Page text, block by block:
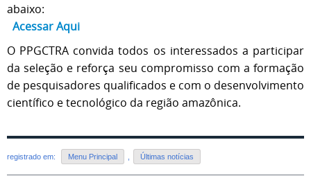
abaixo:
Acessar Aqui
O PPGCTRA convida todos os interessados a participar
da seleção e reforça seu compromisso com a formação
de pesquisadores qualificados e com o desenvolvimento
científico e tecnológico da região amazônica.
registrado em: Menu Principal Últimas notícias